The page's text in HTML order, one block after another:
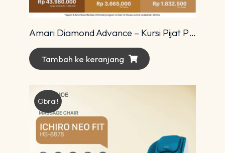
Amari Diamond Advance – Kursi Pijat Premium dengan Teknologi 4D Modern
Tambah ke keranjang
Obral!